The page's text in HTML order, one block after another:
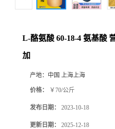
L-酪氨酸 60-18-4 氨基酸
加
产地： 中国 上海上海
价格： ￥70/公斤
发布日期： 2023-10-18
更新日期： 2025-12-18